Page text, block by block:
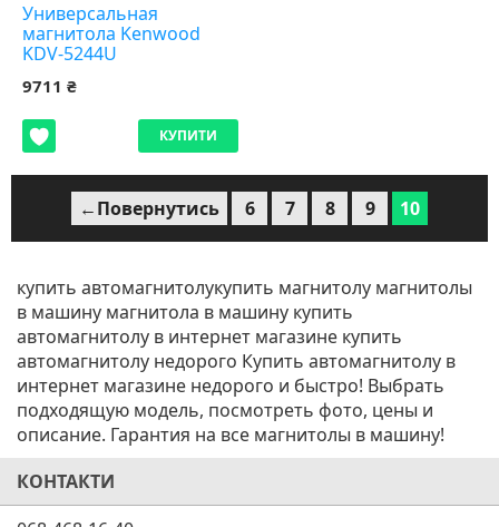
Универсальная
магнитола Kenwood
KDV-5244U
9711 ₴
КУПИТИ
←Повернутись 6 7 8 9 10
купить автомагнитолукупить магнитолу магнитолы
в машину магнитола в машину купить
автомагнитолу в интернет магазине купить
автомагнитолу недорого Купить автомагнитолу в
интернет магазине недорого и быстро! Выбрать
подходящую модель, посмотреть фото, цены и
описание. Гарантия на все магнитолы в машину!
КОНТАКТИ